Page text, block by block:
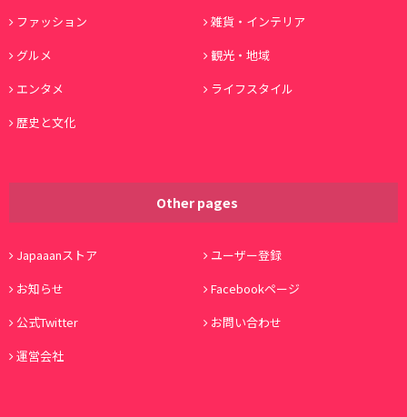
ファッション
雑貨・インテリア
グルメ
観光・地域
エンタメ
ライフスタイル
歴史と文化
Other pages
Japaaanストア
ユーザー登録
お知らせ
Facebookページ
公式Twitter
お問い合わせ
運営会社